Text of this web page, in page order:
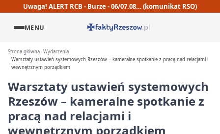
Uwaga! ALERT RCB - Burze - 06/07.08… (komunikat RSO)
MENU
Strona główna Wydarzenia
Warsztaty ustawień systemowych Rzeszów – kameralne spotkanie z pracą nad relacjami i
wewnętrznym porządkiem
Warsztaty ustawień systemowych
Rzeszów – kameralne spotkanie z
pracą nad relacjami i
wewnętrznym porządkiem